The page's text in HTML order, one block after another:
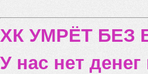
ХК УМРЁТ
У нас нет